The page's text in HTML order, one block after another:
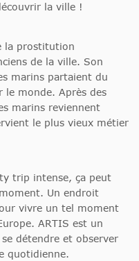
la ville !
la prostitution
de la ville. Son
marins partaient du
le monde. Après des
marins reviennent
le plus vieux métier
trip intense, ça peut
Un endroit
vivre un tel moment
ARTIS est un
détendre et observer
quotidienne.